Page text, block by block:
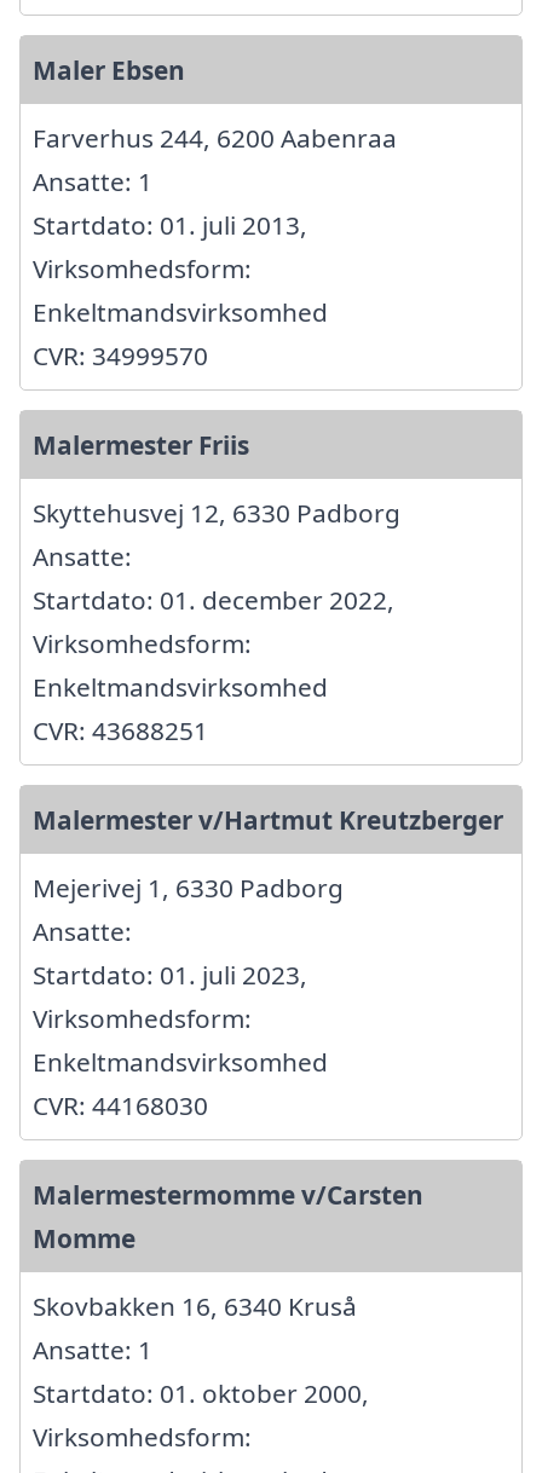
Maler Ebsen
Farverhus 244, 6200 Aabenraa
Ansatte: 1
Startdato: 01. juli 2013,
Virksomhedsform:
Enkeltmandsvirksomhed
CVR: 34999570
Malermester Friis
Skyttehusvej 12, 6330 Padborg
Ansatte:
Startdato: 01. december 2022,
Virksomhedsform:
Enkeltmandsvirksomhed
CVR: 43688251
Malermester v/Hartmut Kreutzberger
Mejerivej 1, 6330 Padborg
Ansatte:
Startdato: 01. juli 2023,
Virksomhedsform:
Enkeltmandsvirksomhed
CVR: 44168030
Malermestermomme v/Carsten
Momme
Skovbakken 16, 6340 Kruså
Ansatte: 1
Startdato: 01. oktober 2000,
Virksomhedsform: